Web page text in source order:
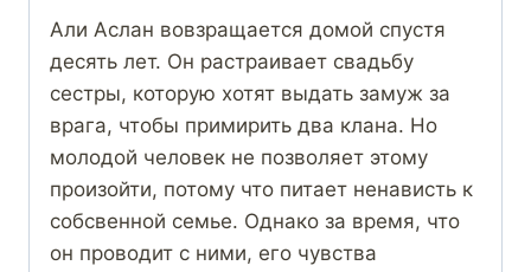
Али Аслан вовзращается домой спустя
десять лет. Он растраивает свадьбу
сестры, которую хотят выдать замуж за
врага, чтобы примирить два клана. Но
молодой человек не позволяет этому
произойти, потому что питает ненависть к
собсвенной семье. Однако за время, что
он проводит с ними, его чувства